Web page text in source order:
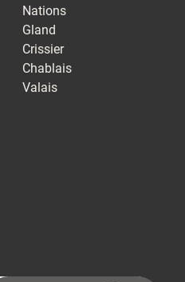
Nations
Gland
Crissier
Chablais
Valais